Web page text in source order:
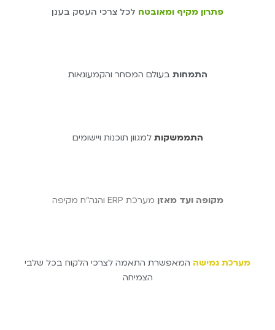
פתרון מקיף ומאובטח לכל צרכי העסק בענן
התמחות בעולם המסחר והקמעונאות
התממשקות למגוון תוכנות ויישומים
מקופה ועד מאזן מערכת ERP והנה"ח מקיפה
מערכת גמישה המאפשרת התאמה לצרכי הלקוח בכל שלבי
הצמיחה